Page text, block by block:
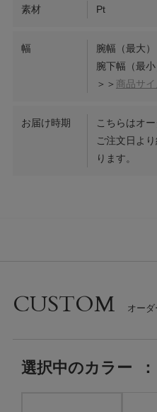
素材 Pt
幅
腕幅（最大
腕下幅（最
＞＞ 商品サ
お届け時期
こちらはオー
ご注文日よ
ります。
CUSTOM
選択中のカラー ：